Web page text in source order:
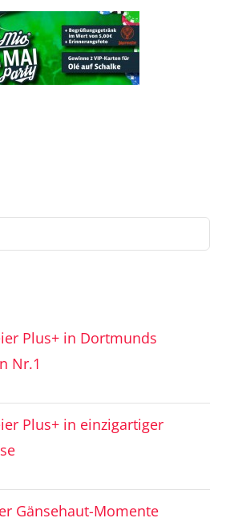
Plus+ in Dortmunds
Nr.1
Plus+ in einzigartiger
Gänsehaut-Momente